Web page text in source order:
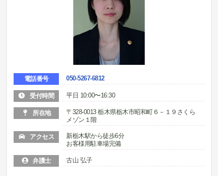
電話番号 050-5267-6812
受付時間 平日 10:00〜16:30
所在地
〒328-0013 栃木県栃木市昭和町６－１９さくら
メゾン１階
アクセス
新栃木駅から徒歩6分
お客様用駐車場完備
弁護士 古山 弘子